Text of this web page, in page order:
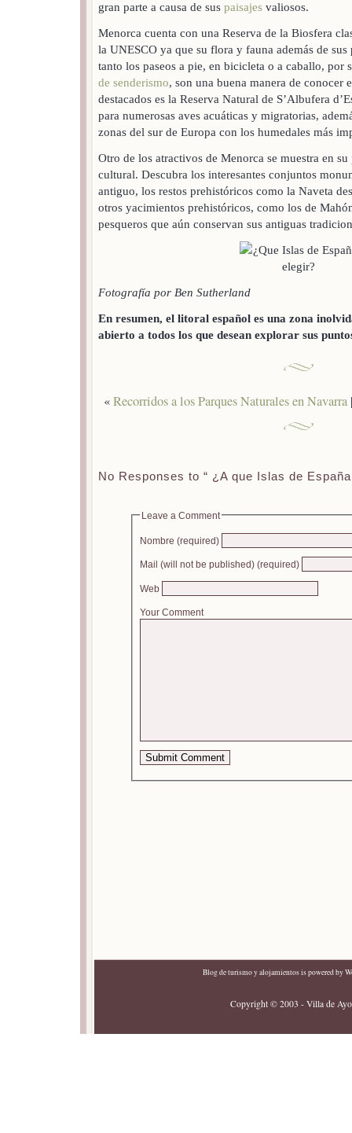
gran parte a causa de sus paisajes valiosos.
Menorca cuenta con una Reserva de la Biosfera
la UNESCO ya que su flora y fauna además de
tanto los paseos a pie, en bicicleta o a caballo, por
de senderismo, son una buena manera de conocer
destacados es la Reserva Natural de S’Albufera
para numerosas aves acuáticas y migratorias,
zonas del sur de Europa con los humedales más
Otro de los atractivos de Menorca se muestra en
cultural. Descubra los interesantes conjuntos
antiguo, los restos prehistóricos como la Naveta
otros yacimientos prehistóricos, como los de
pesqueros que aún conservan sus antiguas
Fotografía por Ben Sutherland
En resumen, el litoral español es una zona
abierto a todos los que desean explorar sus
«Recorridos a los Parques Naturales en Navarra
No Responses to “ ¿A que Islas de
Leave a Comment
Nombre (required)
Mail (will not be published) (required)
Web
Your Comment
Blog de turismo y alojamientosis powered by
Copyright © 2003 - Villa de